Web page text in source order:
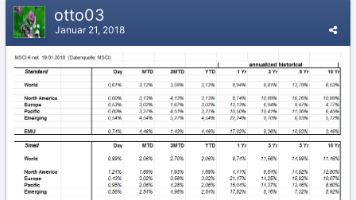
otto03
Januar 21, 2018